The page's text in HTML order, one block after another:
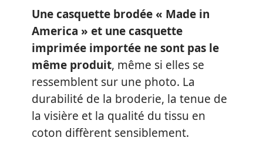
Une casquette brodée « Made in
America » et une casquette
imprimée importée ne sont pas le
même produit, même si elles se
ressemblent sur une photo. La
durabilité de la broderie, la tenue de
la visière et la qualité du tissu en
coton diffèrent sensiblement.